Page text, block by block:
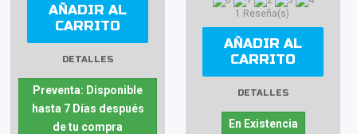
AÑADIR AL
CARRITO
DETALLES
Preventa: Disponible
hasta 7 Días después
de tu compra
1 Reseña(s)
AÑADIR AL
CARRITO
DETALLES
En Existencia